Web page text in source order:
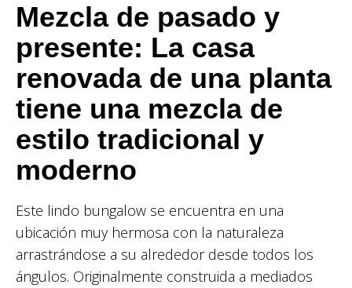
Mezcla de pasado y
presente: La casa
renovada de una planta
tiene una mezcla de
estilo tradicional y
moderno
Este lindo bungalow se encuentra en una
ubicación muy hermosa con la naturaleza
arrastrándose a su alrededor desde todos los
ángulos. Originalmente construida a mediados